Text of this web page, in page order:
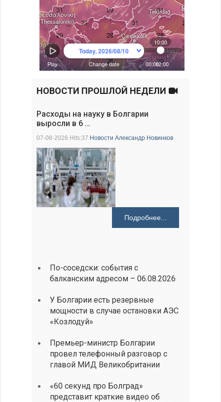
НОВОСТИ ПРОШЛОЙ НЕДЕЛИ
Расходы на науку в Болгарии
выросли в 6 …
07-08-2026 Hits:37Новости Александр Новинков
Подробнее...
По-соседски: события с
балканским адресом – 06.08.2026
У Болгарии есть резервные
мощности в случае остановки АЭС
«Козлодуй»
Премьер-министр Болгарии
провел телефонный разговор с
главой МИД Великобритании
«60 секунд про Болград»
представит краткие видео об